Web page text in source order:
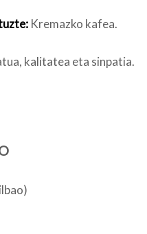
Kremazko kafea.
kalitatea eta sinpatia.